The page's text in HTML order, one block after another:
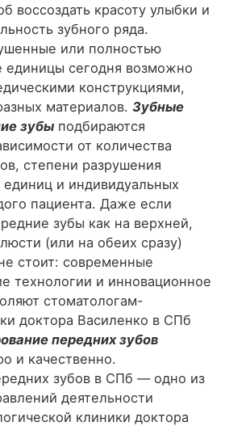
воссоздать красоту улыбки и
зубного ряда.
или полностью
единицы сегодня возможно
конструкциями,
материалов. Зубные
зубы подбираются
от количества
степени разрушения
и индивидуальных
пациента. Даже если
зубы как на верхней,
(или на обеих сразу)
стоит: современные
технологии и инновационное
стоматологам-
доктора Василенко в СПб
передних зубов
и качественно.
зубов в СПб — одно из
деятельности
клиники доктора